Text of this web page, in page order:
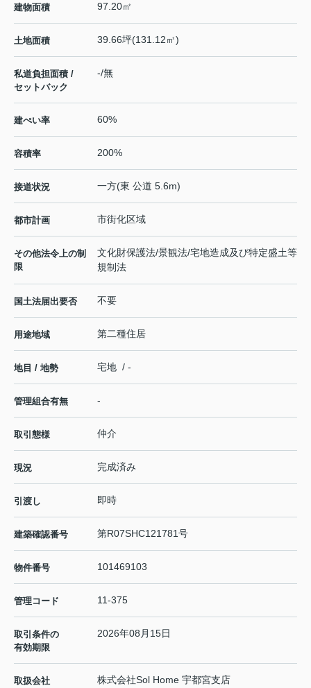
建物面積 97.20㎡
土地面積 39.66坪(131.12㎡)
私道負担面積 /
セットバック
-/無
建ぺい率 60%
容積率 200%
接道状況 一方(東 公道 5.6m)
都市計画 市街化区域
その他法令上の制
限
文化財保護法/景観法/宅地造成及び特定盛土等
規制法
国土法届出要否 不要
用途地域 第二種住居
地目 / 地勢 宅地 / -
管理組合有無 -
取引態様 仲介
現況 完成済み
引渡し 即時
建築確認番号 第R07SHC121781号
物件番号 101469103
管理コード 11-375
取引条件の
有効期限
2026年08月15日
取扱会社
株式会社Sol Home 宇都宮支店